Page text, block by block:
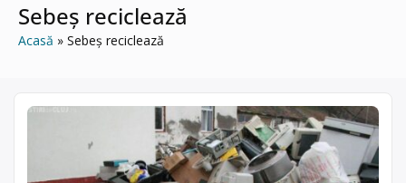
Sebeș reciclează
Acasă Sebeș reciclează